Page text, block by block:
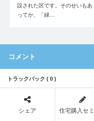
設された区です。そのせいもあ
ってか、「緑…
コメント
トラックバック ( 0 )
コメント ( 0 )
シェア
住宅購入セ